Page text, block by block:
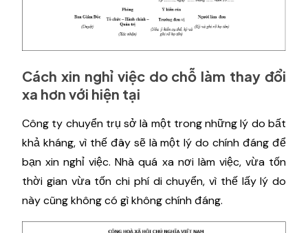
Cách xin nghỉ việc do chỗ làm thay đổi
xa hơn với hiện tại
Công ty chuyển trụ sở là một trong những lý do bất
khả kháng, vì thế đây sẽ là một lý do chính đáng để
bạn xin nghỉ việc. Nhà quá xa nơi làm việc, vừa tốn
thời gian vừa tốn chi phí di chuyển, vì thế lấy lý do
này cũng không có gì không chính đáng.